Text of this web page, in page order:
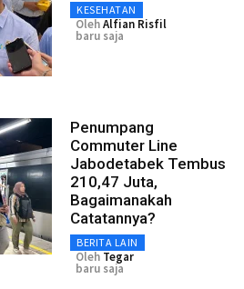
KESEHATAN
OlehAlfian Risfil
baru saja
Penumpang
Commuter Line
Jabodetabek Tembus
210,47 Juta,
Bagaimanakah
Catatannya?
BERITA LAIN
Oleh Tegar
baru saja